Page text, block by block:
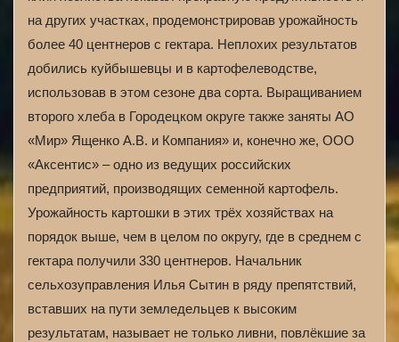
на других участках, продемонстрировав урожайность
более 40 центнеров с гектара. Неплохих результатов
добились куйбышевцы и в картофелеводстве,
использовав в этом сезоне два сорта. Выращиванием
второго хлеба в Городецком округе также заняты АО
«Мир» Ященко А.В. и Компания» и, конечно же, ООО
«Аксентис» – одно из ведущих российских
предприятий, производящих семенной картофель.
Урожайность картошки в этих трёх хозяйствах на
порядок выше, чем в целом по округу, где в среднем с
гектара получили 330 центнеров. Начальник
сельхозуправления Илья Сытин в ряду препятствий,
вставших на пути земледельцев к высоким
результатам, называет не только ливни, повлёкшие за